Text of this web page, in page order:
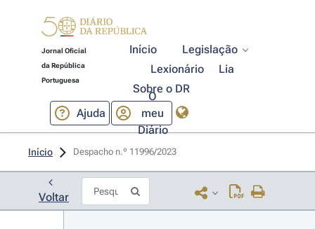
Jornal Oficial
da República
Portuguesa
Início
Legislação
Lexionário
Lia
Sobre o DR
Ajuda
O
meu
Diário
Início Despacho n.º 11996/2023
Voltar